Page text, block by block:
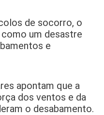
de socorro, o
um desastre
e
apontam que a
dos ventos e da
o desabamento.